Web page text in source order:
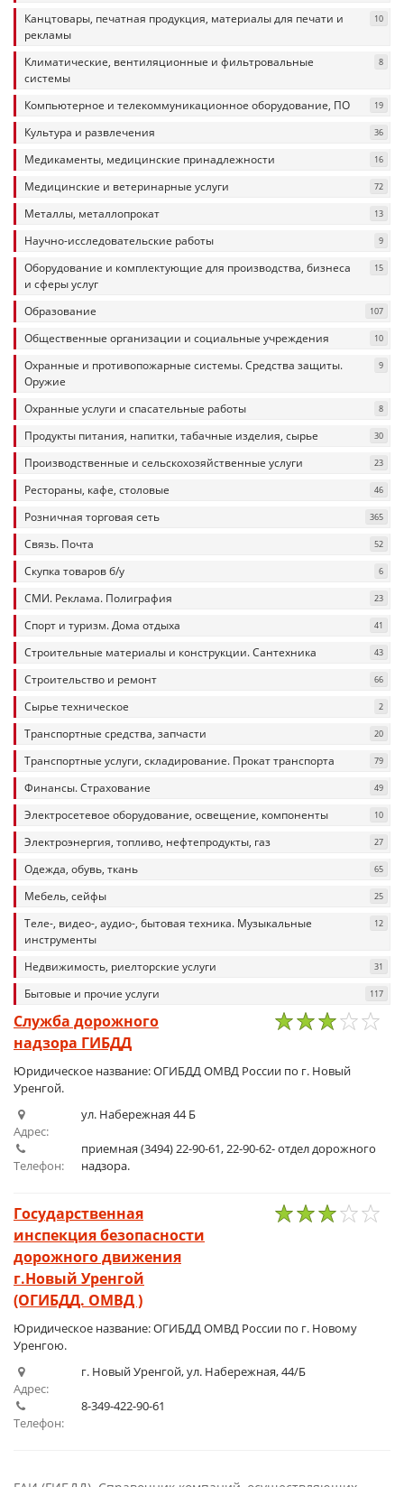
Канцтовары, печатная продукция, материалы для печати и
рекламы
10
Климатические, вентиляционные и фильтровальные
системы
8
Компьютерное и телекоммуникационное оборудование, ПО 19
Культура и развлечения 36
Медикаменты, медицинские принадлежности 16
Медицинские и ветеринарные услуги 72
Металлы, металлопрокат 13
Научно-исследовательские работы 9
Оборудование и комплектующие для производства, бизнеса
и сферы услуг
15
Образование 107
Общественные организации и социальные учреждения 10
Охранные и противопожарные системы. Средства защиты.
Оружие
9
Охранные услуги и спасательные работы 8
Продукты питания, напитки, табачные изделия, сырье 30
Производственные и сельскохозяйственные услуги 23
Рестораны, кафе, столовые 46
Розничная торговая сеть 365
Связь. Почта 52
Скупка товаров б/у 6
СМИ. Реклама. Полиграфия 23
Спорт и туризм. Дома отдыха 41
Строительные материалы и конструкции. Сантехника 43
Строительство и ремонт 66
Сырье техническое 2
Транспортные средства, запчасти 20
Транспортные услуги, складирование. Прокат транспорта 79
Финансы. Страхование 49
Электросетевое оборудование, освещение, компоненты 10
Электроэнергия, топливо, нефтепродукты, газ 27
Одежда, обувь, ткань 65
Мебель, сейфы 25
Теле-, видео-, аудио-, бытовая техника. Музыкальные
инструменты
12
Недвижимость, риелторские услуги 31
Бытовые и прочие услуги 117
Служба дорожного
надзора ГИБДД
Юридическое название: ОГИБДД ОМВД России по г. Новый
Уренгой.
Адрес:
ул. Набережная 44 Б
Телефон:
приемная (3494) 22-90-61, 22-90-62- отдел дорожного
надзора.
Государственная
инспекция безопасности
дорожного движения
г.Новый Уренгой
(ОГИБДД. ОМВД )
Юридическое название: ОГИБДД ОМВД России по г. Новому
Уренгою.
Адрес:
г. Новый Уренгой, ул. Набережная, 44/Б
Телефон:
8-349-422-90-61